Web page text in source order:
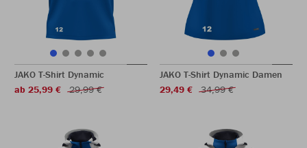
JAKO T-Shirt Dynamic
ab 25,99 €
29,99 €
JAKO T-Shirt Dynamic Damen
29,49 €
34,99 €